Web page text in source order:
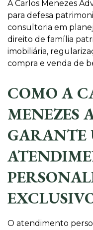
A Carlos Menezes
para defesa
consultoria em
direito de família
imobiliária,
compra e venda de
COMO A
MENEZES
GARANTE
O atendimento